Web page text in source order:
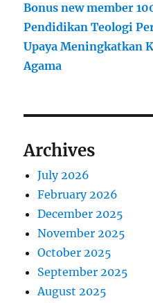
Bonus new member
Pendidikan Teologi
Upaya Meningkatkan
Agama
Archives
July 2026
February 2026
December 2025
November 2025
October 2025
September 2025
August 2025